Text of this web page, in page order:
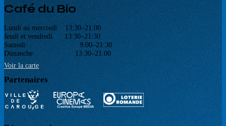
Café du Bio
Lundi au mercredi 13:30–21:00
Jeudi et vendredi 13:30–21:30
Samedi 9:00–21:30
Dimanche 13:30–21:00
Voir la carte
Partenaires